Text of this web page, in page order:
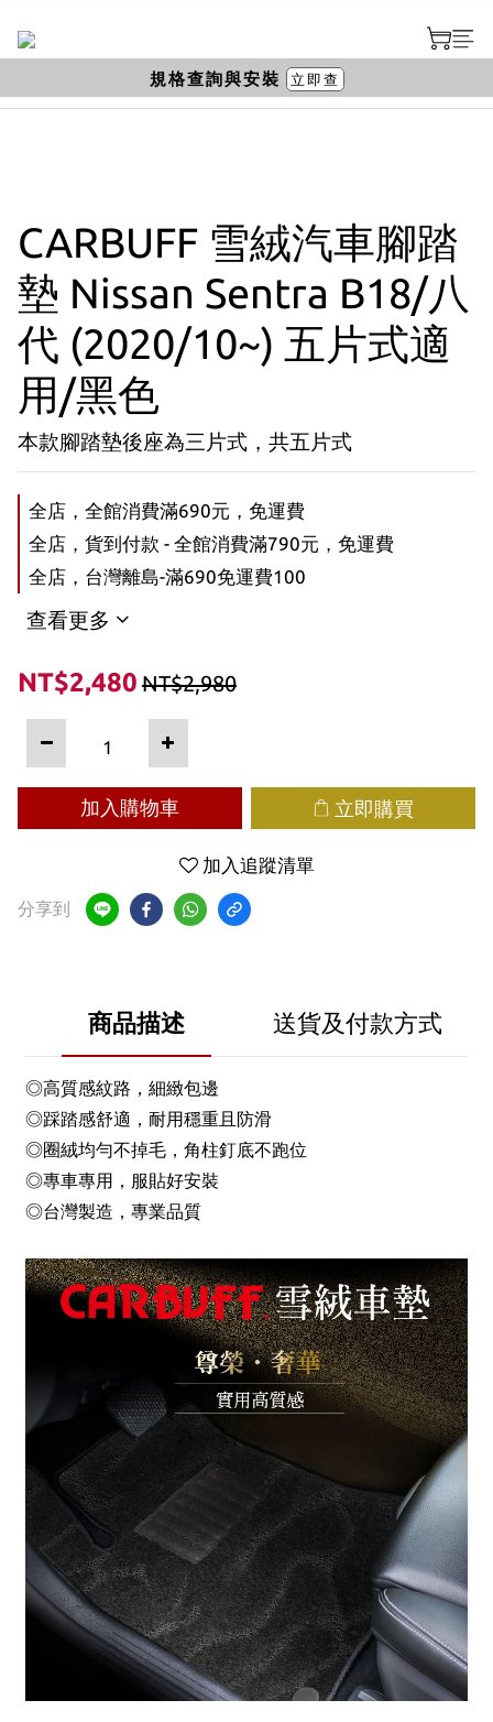
CARBUFF 雪絨汽車腳踏
墊 Nissan Sentra B18/八
代 (2020/10~) 五片式適
用/黑色
本款腳踏墊後座為三片式，共五片式
全店，全館消費滿690元，免運費
全店，貨到付款 - 全館消費滿790元，免運費
全店，台灣離島-滿690免運費100
查看更多
NT$2,480 NT$2,980
加入購物車 立即購買
加入追蹤清單
分享到
商品描述 送貨及付款方式
◎高質感紋路，細緻包邊
◎踩踏感舒適，耐用穩重且防滑
◎圈絨均勻不掉毛，角柱釘底不跑位
◎專車專用，服貼好安裝
◎台灣製造，專業品質
規格查詢與安裝 立即查